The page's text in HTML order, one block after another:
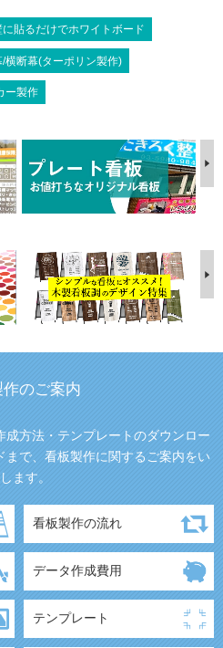
に貼るだけでホワイトボード
/横断幕(ターポリン製作)
ー製作
のご案内
方法・テンプレートのダウンロー
まで、看板製作に関するご案内をい
ます。
看板製作の流れ
データ作成費用
テンプレート